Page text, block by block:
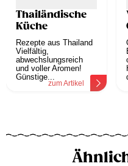
Thailändische
Küche
Rezepte aus Thailand
Vielfältig,
abwechslungsreich
und voller Aromen!
Günstige...
zum Artikel